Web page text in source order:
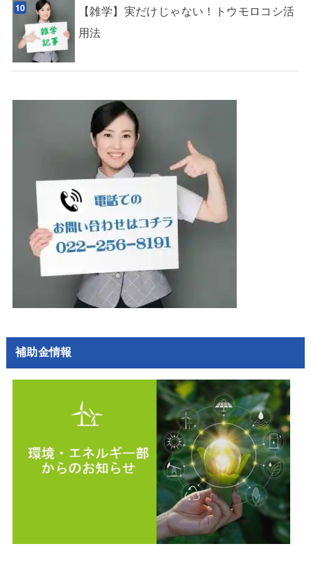
【雑学】実だけじゃない！トウモロコシ活
用法
補助金情報